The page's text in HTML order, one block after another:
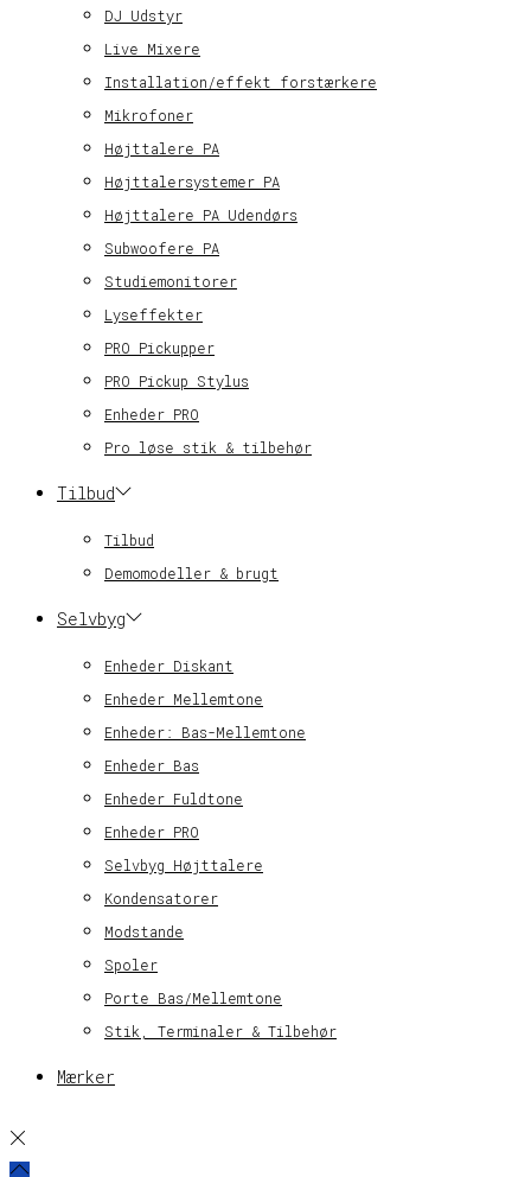
DJ Udstyr
Live Mixere
Installation/effekt forstærkere
Mikrofoner
Højttalere PA
Højttalersystemer PA
Højttalere PA Udendørs
Subwoofere PA
Studiemonitorer
Lyseffekter
PRO Pickupper
PRO Pickup Stylus
Enheder PRO
Pro løse stik & tilbehør
Tilbud
Tilbud
Demomodeller & brugt
Selvbyg
Enheder Diskant
Enheder Mellemtone
Enheder: Bas-Mellemtone
Enheder Bas
Enheder Fuldtone
Enheder PRO
Selvbyg Højttalere
Kondensatorer
Modstande
Spoler
Porte Bas/Mellemtone
Stik, Terminaler & Tilbehør
Mærker